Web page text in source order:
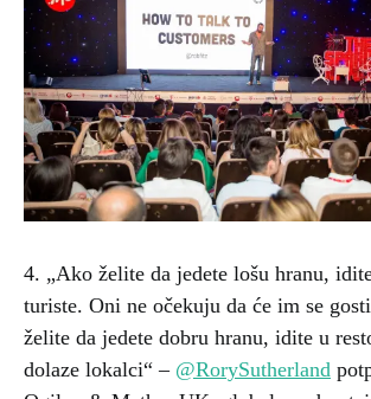
4. „Ako želite da jedete lošu hranu,
turiste. Oni ne očekuju da će im se
želite da jedete dobru hranu, idite u
dolaze lokalci“ – @RorySutherland